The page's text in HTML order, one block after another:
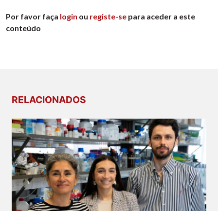
Por favor faça login ou registe-se para aceder a este
conteúdo
RELACIONADOS